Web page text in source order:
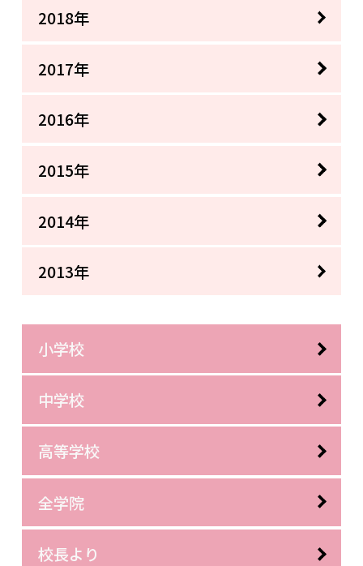
2018年
2017年
2016年
2015年
2014年
2013年
小学校
中学校
高等学校
全学院
校長より